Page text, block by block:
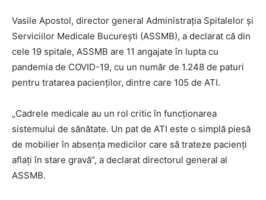
Vasile Apostol, director general Administrația Spitalelor și
Serviciilor Medicale București (ASSMB), a declarat că din
cele 19 spitale, ASSMB are 11 angajate în lupta cu
pandemia de COVID-19, cu un număr de 1.248 de paturi
pentru tratarea pacienților, dintre care 105 de ATI.
„Cadrele medicale au un rol critic în funcționarea
sistemului de sănătate. Un pat de ATI este o simplă piesă
de mobilier în absența medicilor care să trateze pacienți
aflați în stare gravă”, a declarat directorul general al
ASSMB.